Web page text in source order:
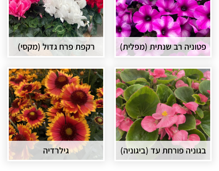
פטוניה רב שנתית (מפלית) רקפת פרח גדול (מקסי)
בגוניה פורחת עד (ביגוניה) גילרדיה